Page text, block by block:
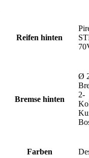
Reifen hinten
Bremse hinten
Ø
2-
Farben